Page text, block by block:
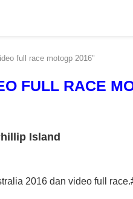
full race motogp 2016"
FULL RACE
Island
2016 dan video full